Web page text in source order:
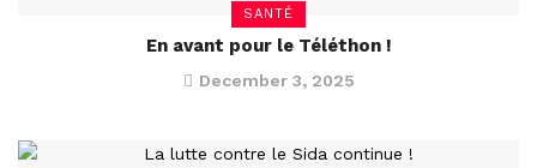
SANTÉ
En avant pour le Téléthon !
December 3, 2025